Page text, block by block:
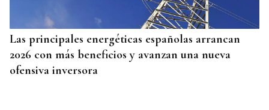
Las principales energéticas españolas arrancan
2026 con más beneficios y avanzan una nueva
ofensiva inversora